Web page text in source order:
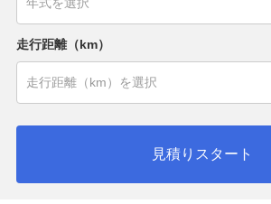
走行距離（km）
見積りスタート